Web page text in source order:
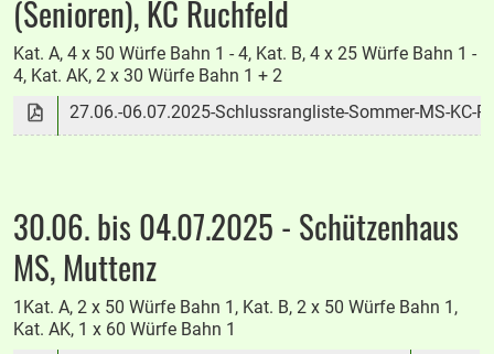
(Senioren), KC Ruchfeld
Kat. A, 4 x 50 Würfe Bahn 1 - 4, Kat. B, 4 x 25 Würfe Bahn 1 -
4, Kat. AK, 2 x 30 Würfe Bahn 1 + 2
27.06.-06.07.2025-Schlussrangliste-Sommer-MS-KC-
30.06. bis 04.07.2025 - Schützenhaus
MS, Muttenz
1Kat. A, 2 x 50 Würfe Bahn 1, Kat. B, 2 x 50 Würfe Bahn 1,
Kat. AK, 1 x 60 Würfe Bahn 1